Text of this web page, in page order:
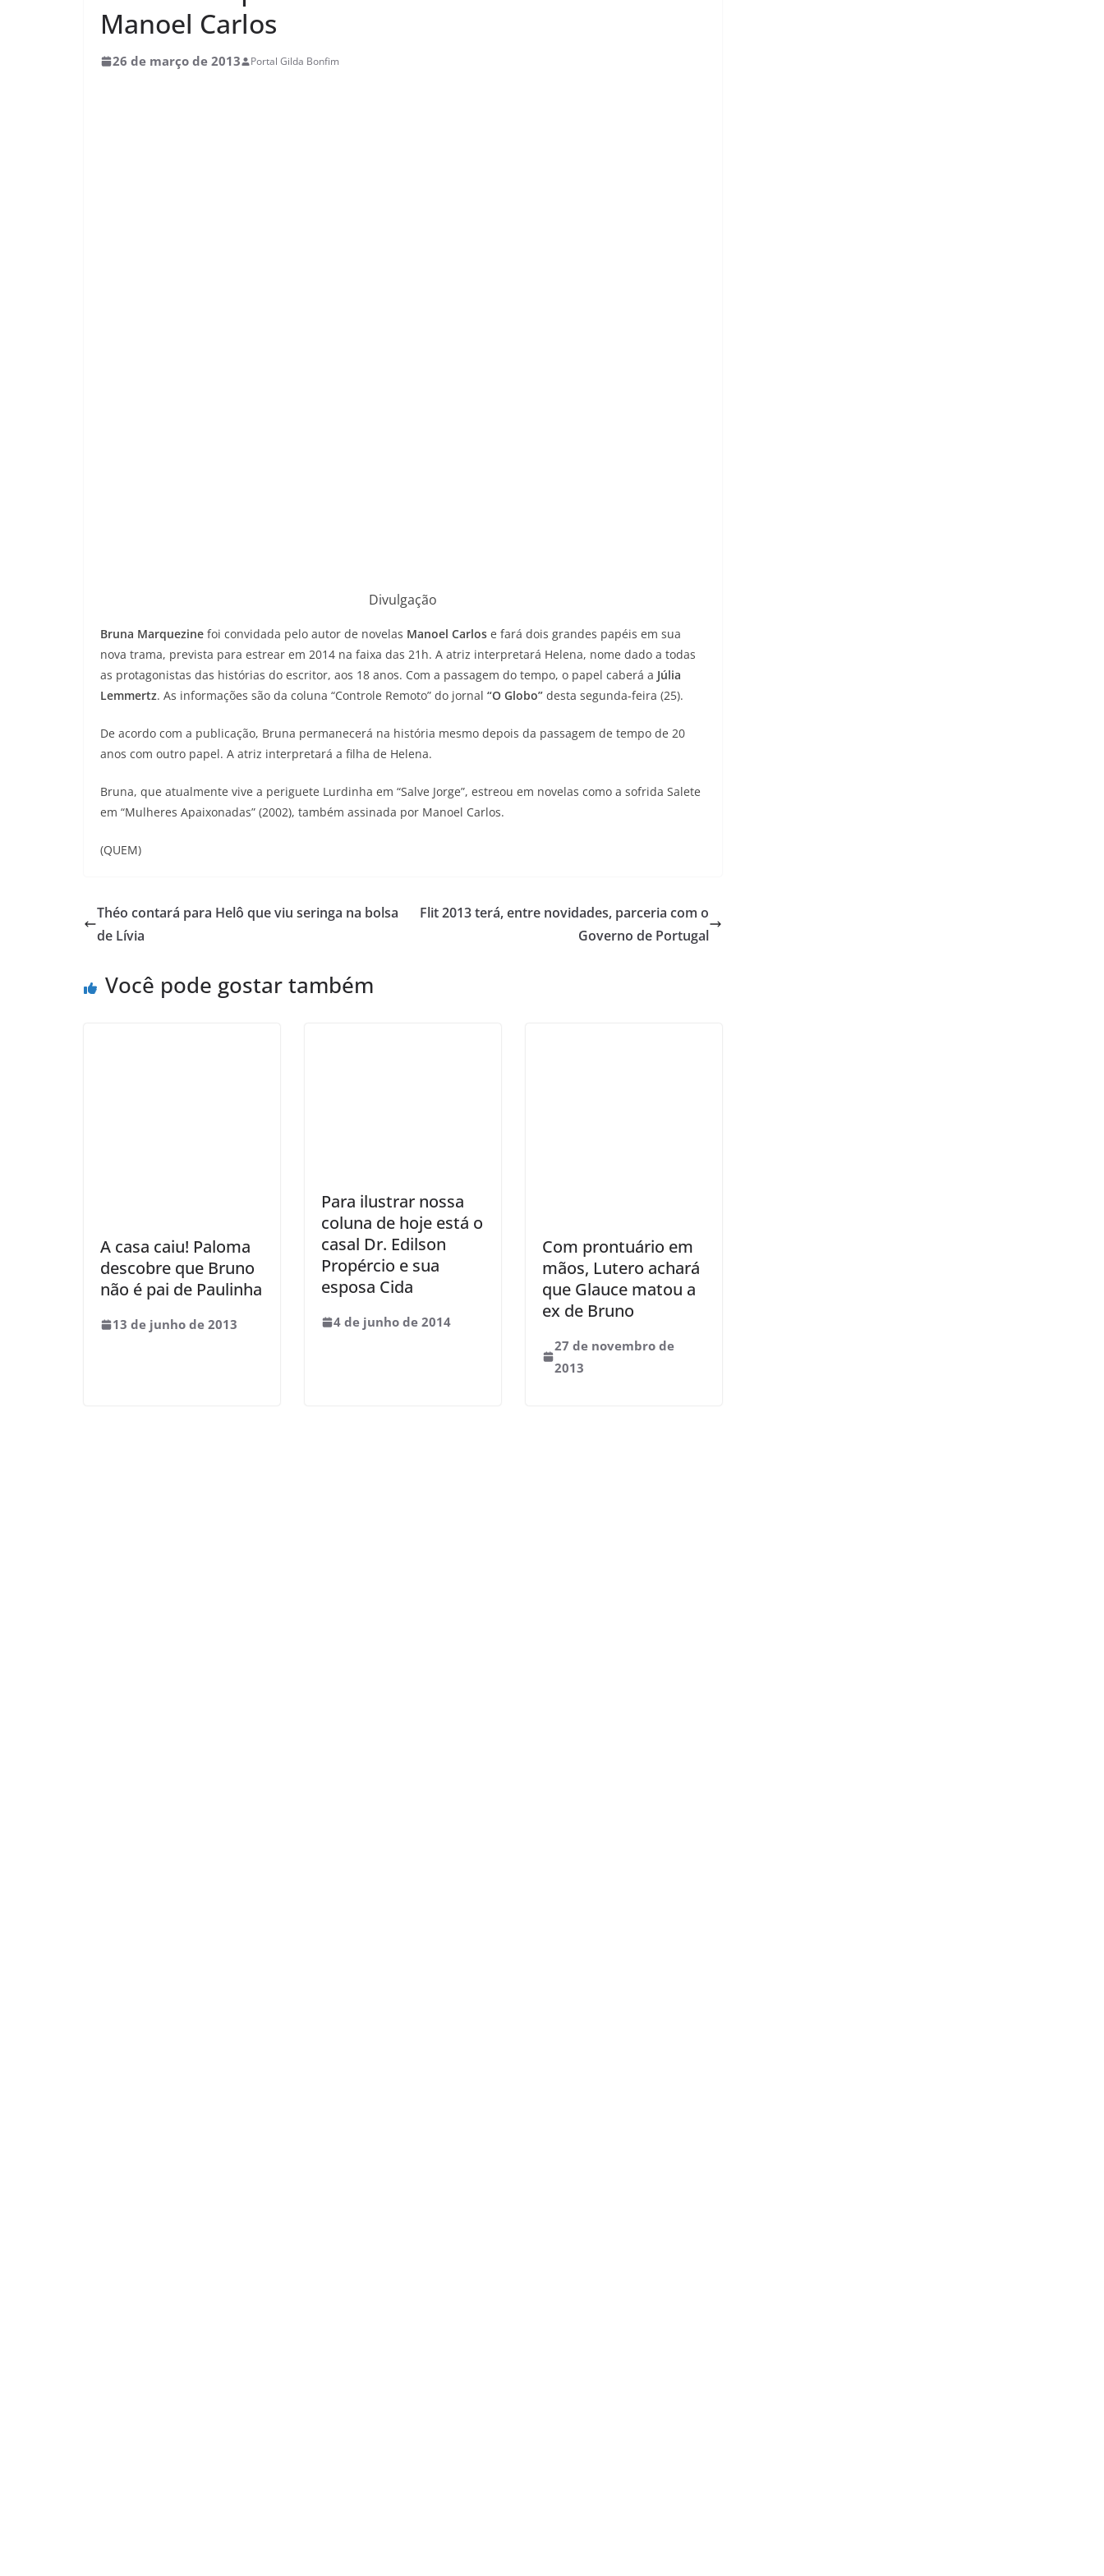
Manoel Carlos
26 de março de 2013 Portal Gilda Bonfim
Divulgação
Bruna Marquezine foi convidada pelo autor de novelas Manoel Carlos e fará dois grandes papéis em sua
nova trama, prevista para estrear em 2014 na faixa das 21h. A atriz interpretará Helena, nome dado a todas
as protagonistas das histórias do escritor, aos 18 anos. Com a passagem do tempo, o papel caberá a Júlia
Lemmertz. As informações são da coluna “Controle Remoto” do jornal “O Globo” desta segunda-feira (25).
De acordo com a publicação, Bruna permanecerá na história mesmo depois da passagem de tempo de 20
anos com outro papel. A atriz interpretará a filha de Helena.
Bruna, que atualmente vive a periguete Lurdinha em “Salve Jorge”, estreou em novelas como a sofrida Salete
em “Mulheres Apaixonadas” (2002), também assinada por Manoel Carlos.
(QUEM)
Théo contará para Helô que viu seringa na bolsa
de Lívia
Flit 2013 terá, entre novidades, parceria com o
Governo de Portugal
Você pode gostar também
A casa caiu! Paloma
descobre que Bruno
não é pai de Paulinha
13 de junho de 2013
Para ilustrar nossa
coluna de hoje está o
casal Dr. Edilson
Propércio e sua
esposa Cida
4 de junho de 2014
Com prontuário em
mãos, Lutero achará
que Glauce matou a
ex de Bruno
27 de novembro de
2013